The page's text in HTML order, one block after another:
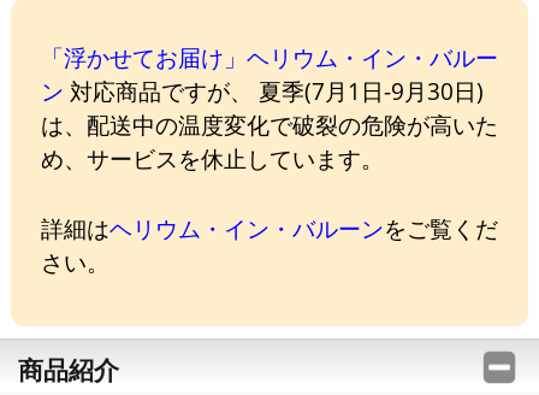
「浮かせてお届け」ヘリウム・イン・バルー
ン 対応商品ですが、 夏季(7月1日-9月30日)
は、配送中の温度変化で破裂の危険が高いた
め、サービスを休止しています。
詳細はヘリウム・イン・バルーンをご覧くだ
さい。
商品紹介